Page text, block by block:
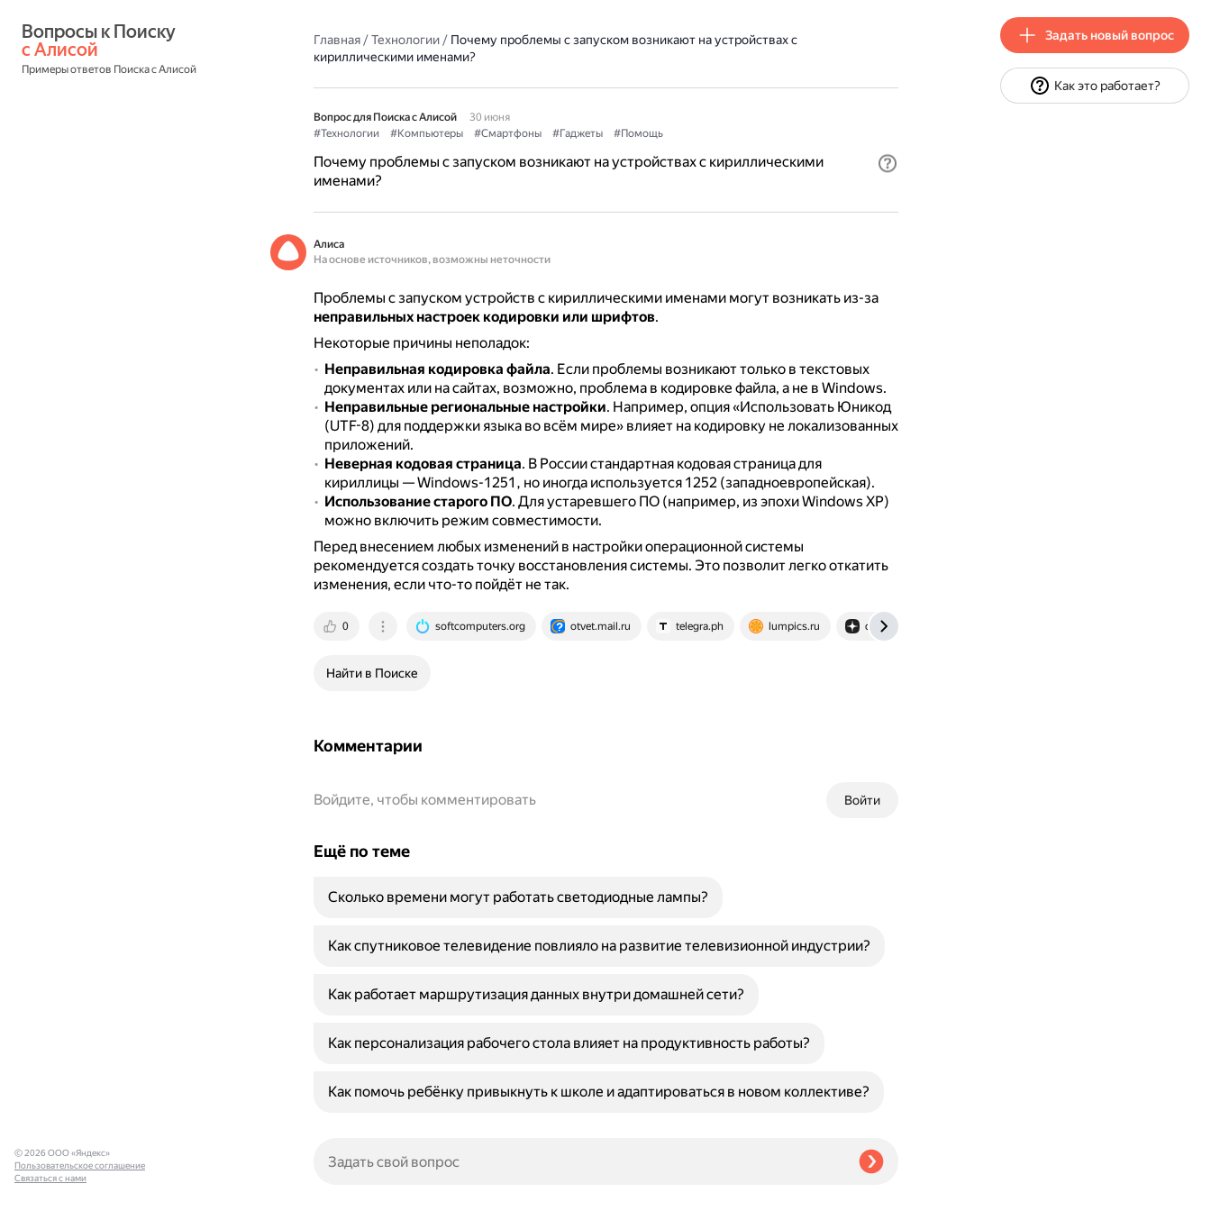
с Алисой
Примеры ответов Поиска с Алисой
Главная/Технологии/ Почему проблемы с запуском возникают на устройствах с
кириллическими именами?
Вопрос для Поиска с Алисой
30 июня
#Технологии
#Компьютеры #Смартфоны #Гаджеты #Помощь
Почему проблемы с запуском возникают на устройствах с кириллическими
именами?
Алиса
На основе источников, возможны неточности
Проблемы с запуском устройств с кириллическими именами могут возникать из-за
неправильных настроек кодировки или шрифтов.
Некоторые причины неполадок:
Неправильная кодировка файла. Если проблемы возникают только в текстовых
документах или на сайтах, возможно, проблема в кодировке файла, а не в Windows.
Неправильные региональные настройки. Например, опция «Использовать Юникод
(UTF-8) для поддержки языка во всём мире» влияет на кодировку не локализованных
приложений.
Неверная кодовая страница. В России стандартная кодовая страница для
кириллицы — Windows-1251, но иногда используется 1252 (западноевропейская).
Использование старого ПО. Для устаревшего ПО (например, из эпохи Windows XP)
можно включить режим совместимости.
Перед внесением любых изменений в настройки операционной системы
рекомендуется создать точку восстановления системы. Это позволит легко откатить
изменения, если что-то пойдёт не так.
0 softcomputers.org otvet.mail.ru telegra.ph lumpics.ru dzen.ru
Найти в Поиске
Комментарии
Войти
Войдите, чтобы комментировать
Ещё по теме
Сколько времени могут работать светодиодные лампы?
Как спутниковое телевидение повлияло на развитие телевизионной индустрии?
Как работает маршрутизация данных внутри домашней сети?
Как персонализация рабочего стола влияет на продуктивность работы?
Как помочь ребёнку привыкнуть к школе и адаптироваться в новом коллективе?
© 2026 ООО «Яндекс»
Пользовательское соглашение
Связаться с нами
Задать новый вопрос
Как это работает?